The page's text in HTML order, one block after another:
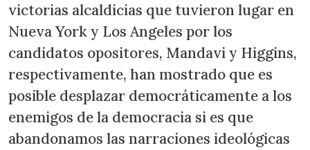
victorias alcaldicias que tuvieron lugar en
Nueva York y Los Angeles por los
candidatos opositores, Mandavi y Higgins,
respectivamente, han mostrado que es
posible desplazar democráticamente a los
enemigos de la democracia si es que
abandonamos las narraciones ideológicas